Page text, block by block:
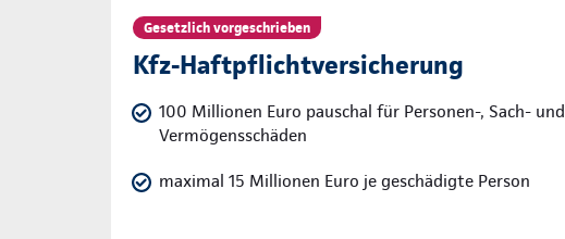
Gesetzlich vorgeschrieben
Kfz-Haftpflichtversicherung
100 Millionen Euro pauschal für Personen-, Sach- und
Vermögensschäden
maximal 15 Millionen Euro je geschädigte Person